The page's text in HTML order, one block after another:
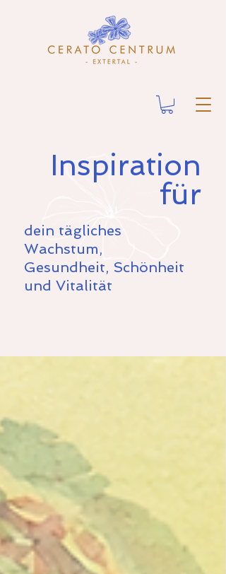
Inspiration
für
dein tägliches
Wachstum,
Gesundheit, Schönheit
und Vitalität